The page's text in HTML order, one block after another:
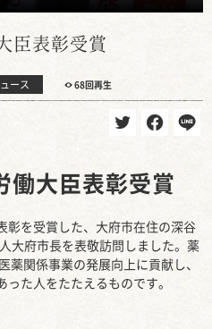
臣表彰受賞
ース 68回再生
働大臣表彰受賞
彰を受賞した、大府市在住の深谷
大府市長を表敬訪問しました。薬
薬関係事業の発展向上に貢献し、
た人をたたえるものです。